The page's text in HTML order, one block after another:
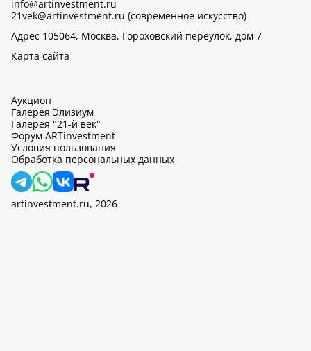
info@artinvestment.ru
21vek@artinvestment.ru (современное искусство)
Адрес 105064, Москва, Гороховский переулок, дом 7
Карта сайта
Аукцион
Галерея Элизиум
Галерея "21-й век"
Форум ARTinvestment
Условия пользования
Обработка персональных данных
artinvestment.ru, 2026